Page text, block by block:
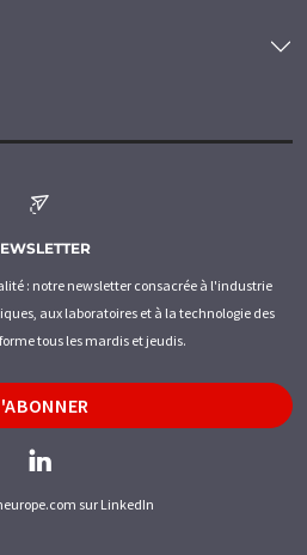
: notre newsletter consacrée à l'industrie
aux laboratoires et à la technologie des
tous les mardis et jeudis.
sur LinkedIn